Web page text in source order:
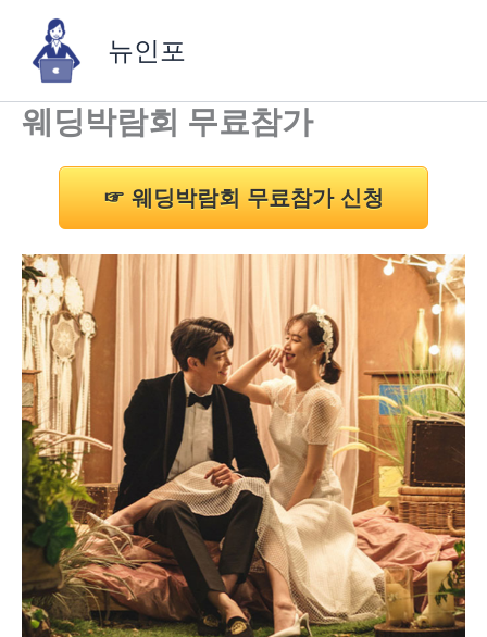
뉴인포
웨딩박람회 무료참가
☞ 웨딩박람회 무료참가 신청